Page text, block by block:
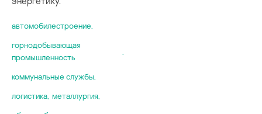
автомобилестроение
горнодобывающая
промышленность
коммунальные службы
логистика металлургия